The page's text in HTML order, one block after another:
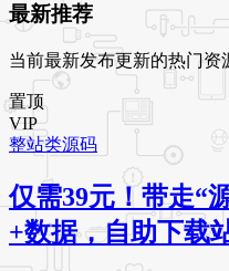
最新推荐
当前最新发布更新的热门
置顶
VIP
整站类源码
仅需39元！带走“
+数据，自助下载